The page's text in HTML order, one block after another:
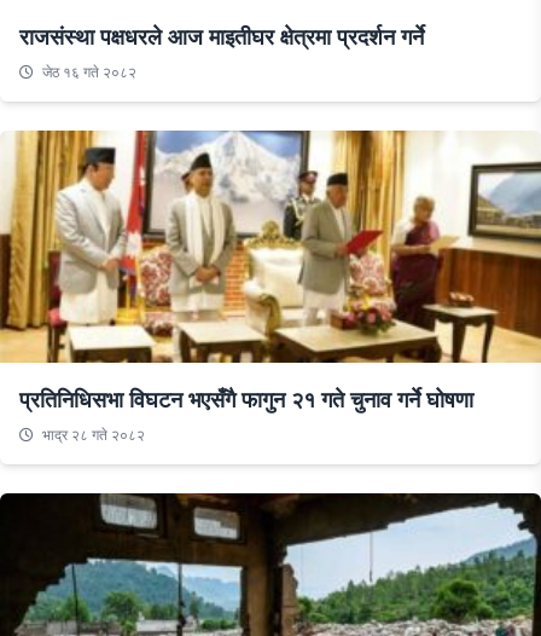
राजसंस्था पक्षधरले आज माइतीघर क्षेत्रमा प्रदर्शन गर्ने
जेठ १६ गते २०८२
प्रतिनिधिसभा विघटन भएसँगै फागुन २१ गते चुनाव गर्ने घोषणा
भाद्र २८ गते २०८२